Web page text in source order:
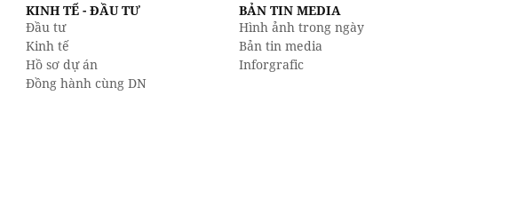
KINH TẾ - ĐẦU TƯ
Đầu tư
Kinh tế
Hồ sơ dự án
Đồng hành cùng DN
BẢN TIN MEDIA
Hình ảnh trong ngày
Bản tin media
Inforgrafic